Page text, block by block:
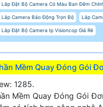
Lắp Đặt Bộ Camera Có Màu Ban Đêm
Lắp Camera Báo Động Trọn Bộ Lắp
Lắp Đặt Bộ Camera Ip Visioncop Giá Rẻ
Mềm Quay Đóng Gói
1285.
Mềm Quay Đóng Gói